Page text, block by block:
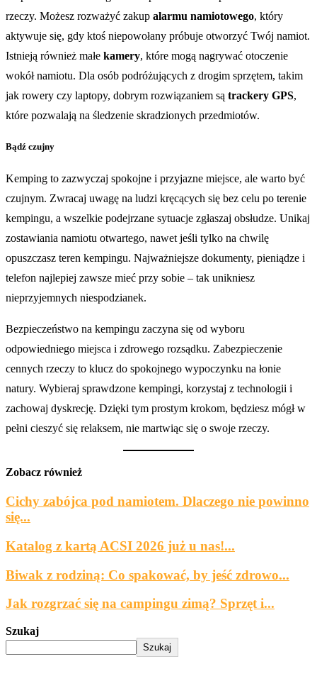
rzeczy. Możesz rozważyć zakup alarmu namiotowego, który
aktywuje się, gdy ktoś niepowołany próbuje otworzyć Twój namiot.
Istnieją również małe kamery, które mogą nagrywać otoczenie
wokół namiotu. Dla osób podróżujących z drogim sprzętem, takim
jak rowery czy laptopy, dobrym rozwiązaniem są trackery GPS,
które pozwalają na śledzenie skradzionych przedmiotów.
Bądź czujny
Kemping to zazwyczaj spokojne i przyjazne miejsce, ale warto być
czujnym. Zwracaj uwagę na ludzi kręcących się bez celu po terenie
kempingu, a wszelkie podejrzane sytuacje zgłaszaj obsłudze. Unikaj
zostawiania namiotu otwartego, nawet jeśli tylko na chwilę
opuszczasz teren kempingu. Najważniejsze dokumenty, pieniądze i
telefon najlepiej zawsze mieć przy sobie – tak unikniesz
nieprzyjemnych niespodzianek.
Bezpieczeństwo na kempingu zaczyna się od wyboru
odpowiedniego miejsca i zdrowego rozsądku. Zabezpieczenie
cennych rzeczy to klucz do spokojnego wypoczynku na łonie
natury. Wybieraj sprawdzone kempingi, korzystaj z technologii i
zachowaj dyskrecję. Dzięki tym prostym krokom, będziesz mógł w
pełni cieszyć się relaksem, nie martwiąc się o swoje rzeczy.
Zobacz również
Cichy zabójca pod namiotem. Dlaczego nie powinno
się...
Katalog z kartą ACSI 2026 już u nas!...
Biwak z rodziną: Co spakować, by jeść zdrowo...
Jak rozgrzać się na campingu zimą? Sprzęt i...
Szukaj
Szukaj